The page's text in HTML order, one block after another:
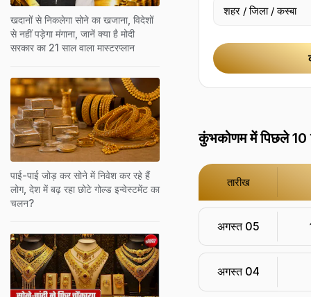
कुंभकोणम में पिछले 10
तारीख
अगस्त 05
अगस्त 04
खदानों से निकलेगा सोने का खजाना, विदेशों
से नहीं पड़ेगा मंगाना, जानें क्या है मोदी
सरकार का 21 साल वाला मास्टरप्लान
पाई-पाई जोड़ कर सोने में निवेश कर रहे हैं
लोग, देश में बढ़ रहा छोटे गोल्‍ड इन्‍वेस्‍टमेंट का
चलन?